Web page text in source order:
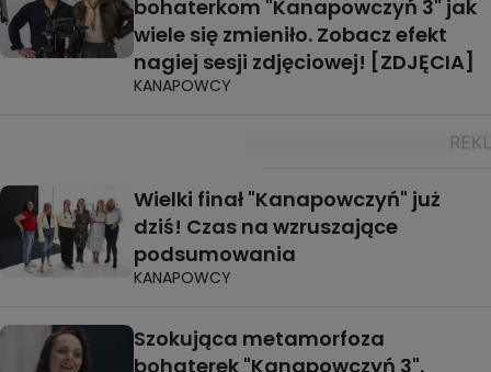
bohaterkom "Kanapowczyń 3" jak
wiele się zmieniło. Zobacz efekt
nagiej sesji zdjęciowej! [ZDJĘCIA]
KANAPOWCY
Wielki finał "Kanapowczyń" już
dziś! Czas na wzruszające
podsumowania
KANAPOWCY
Szokująca metamorfoza
bohaterek "Kanapowczyń 3".